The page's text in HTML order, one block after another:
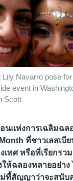
Lily Navarro pose
event in
Scott
อนแห่งการเฉลิมฉ
ที่ชาวเลสเบี
พ​ศ หรือที่เรียกรว
ห้ฉลองหลายอย่าง
ที้สัญญาว่าจะสนับ